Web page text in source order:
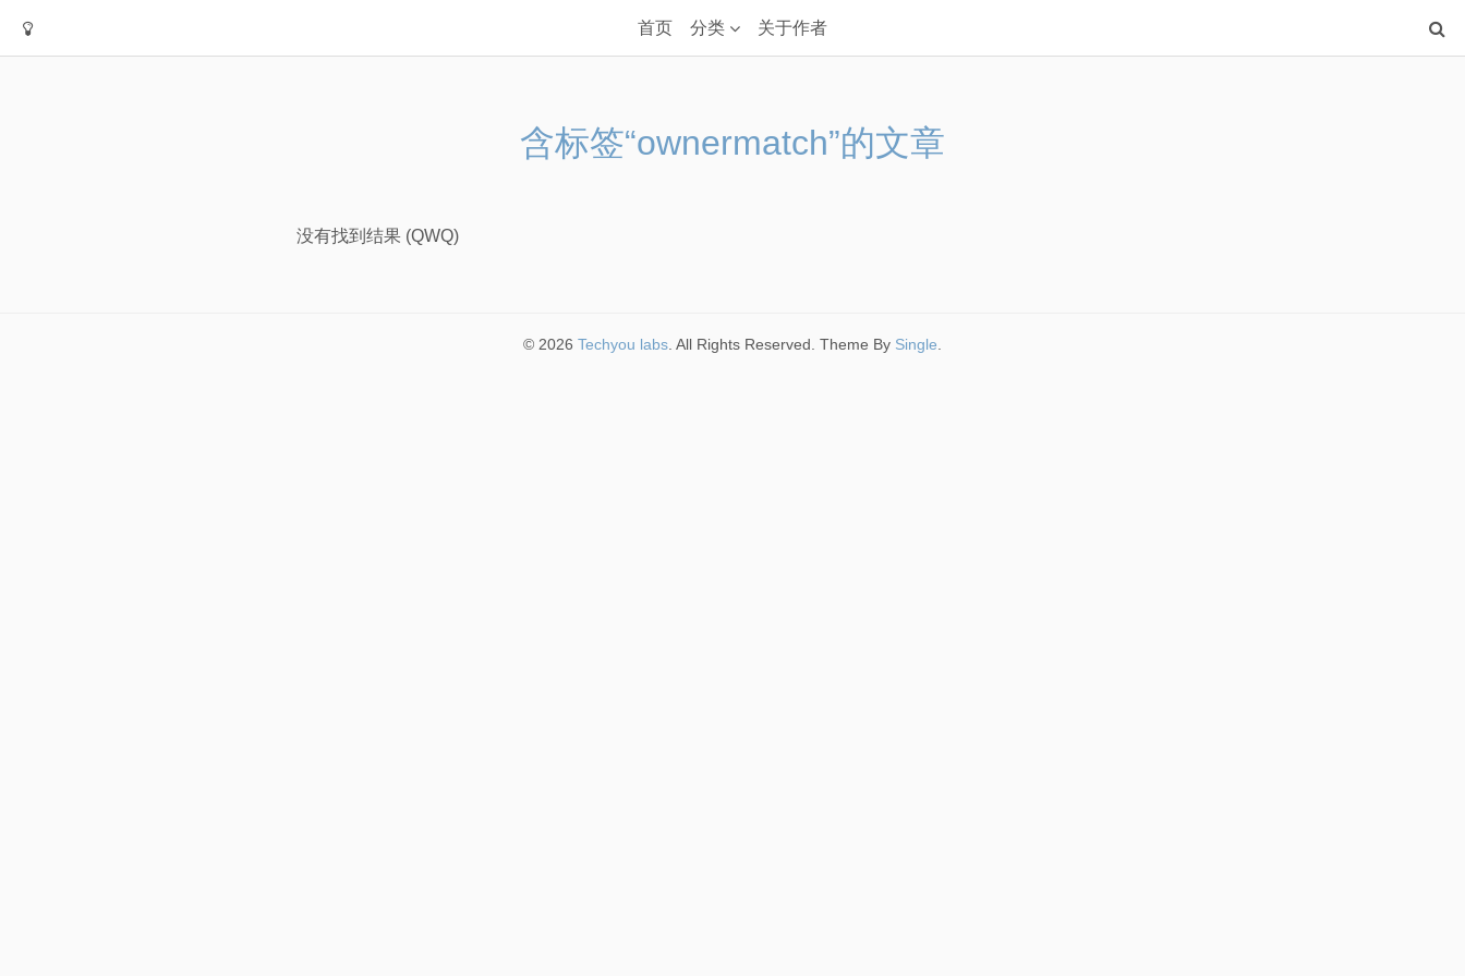
首页 分类 关于作者
含标签“ownermatch”的文章
没有找到结果 (QWQ)
© 2026 Techyou labs . All Rights Reserved. Theme By Single